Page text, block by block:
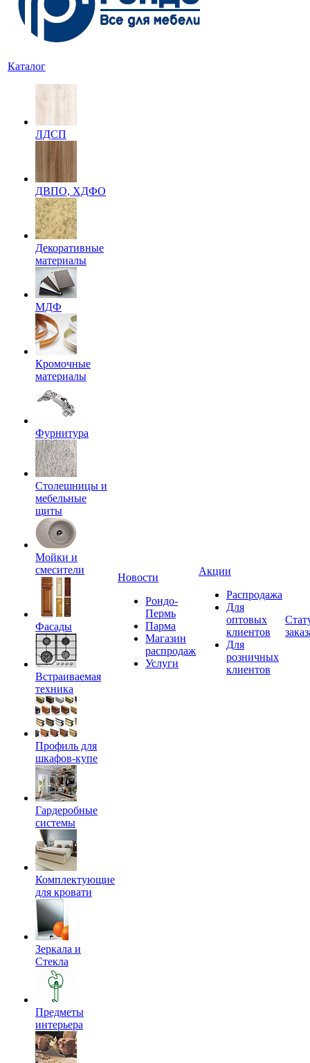
Каталог
ЛДСП
ДВПО, ХДФО
Декоративные
материалы
МДФ
Кромочные
материалы
Фурнитура
Столешницы и
мебельные
щиты
Мойки и
смесители
Фасады
Встраиваемая
техника
Профиль для
шкафов-купе
Гардеробные
системы
Комплектующие
для кровати
Зеркала и
Стекла
Предметы
интерьера
Новости
Рондо-
Пермь
Парма
Магазин
распродаж
Услуги
Акции
Распродажа
Для
оптовых
клиентов
Для
розничных
клиентов